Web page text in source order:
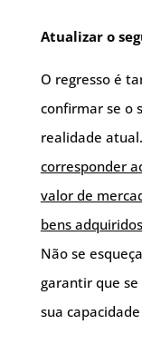
Atualizar o
O regresso é
confirmar se o
realidade
corresponder
valor de
bens
Não se
garantir que
sua